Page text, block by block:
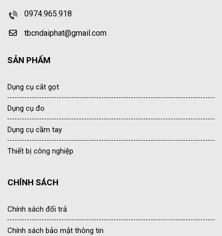
0974.965.918
tbcndaiphat@gmail.com
SẢN PHẨM
Dụng cụ cắt gọt
Dụng cụ đo
Dụng cụ cầm tay
Thiết bị công nghiệp
CHÍNH SÁCH
Chính sách đổi trả
Chính sách bảo mật thông tin